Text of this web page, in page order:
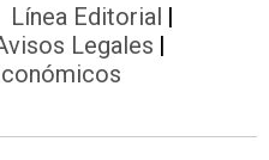
Línea Editorial
Legales